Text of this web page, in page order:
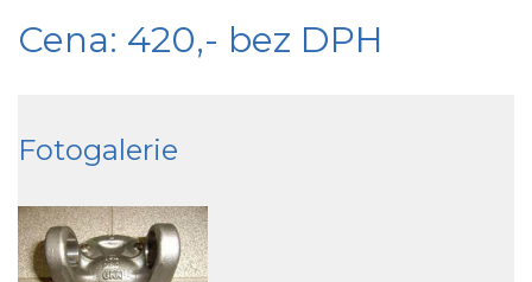
Cena: 420,- bez DPH
Fotogalerie